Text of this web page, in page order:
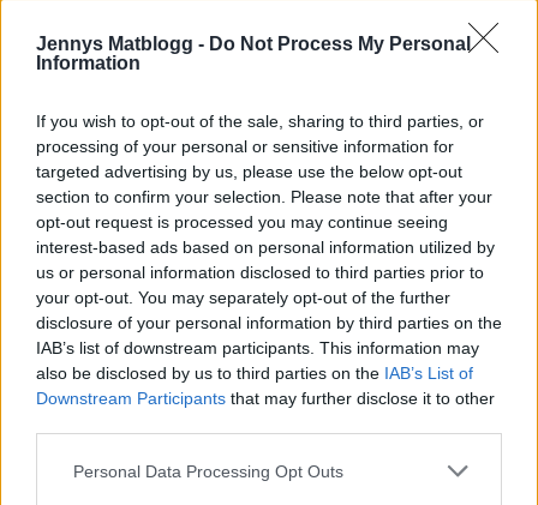
Jennys Matblogg - Do Not Process My Personal
Information
If you wish to opt-out of the sale, sharing to third parties, or
processing of your personal or sensitive information for
targeted advertising by us, please use the below opt-out
section to confirm your selection. Please note that after your
opt-out request is processed you may continue seeing
interest-based ads based on personal information utilized by
us or personal information disclosed to third parties prior to
your opt-out. You may separately opt-out of the further
disclosure of your personal information by third parties on the
IAB’s list of downstream participants. This information may
also be disclosed by us to third parties on the IAB’s List of
Downstream Participants that may further disclose it to other
Personal Data Processing Opt Outs
Svara
7 år sedan
Varför inte äta goda saffransbiscotti året runt? Synd att
bara äta dem till jul!
Svara
Ann-Louise Wilander
7 år sedan
Det bästa biscotti recept jag har bakat